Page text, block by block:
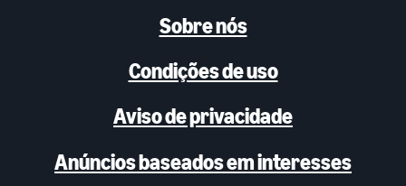
Sobre nós
Condições de uso
Aviso de privacidade
Anúncios baseados em interesses